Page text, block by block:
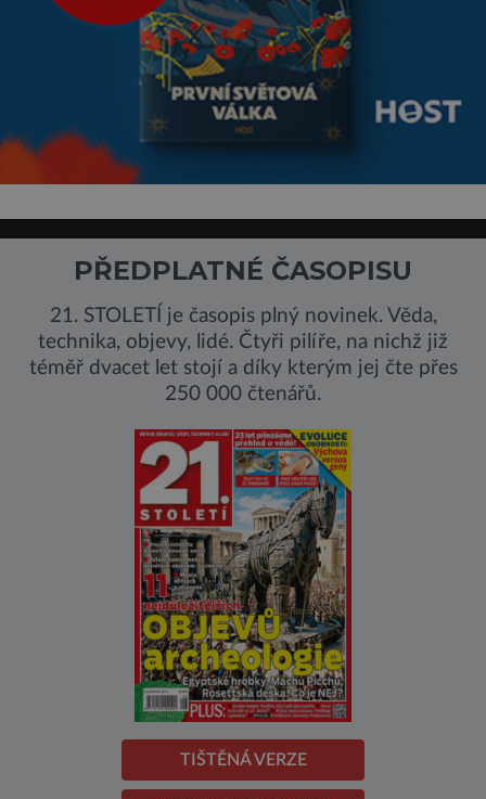
PŘEDPLATNÉ ČASOPISU
21. STOLETÍ je časopis plný novinek. Věda,
technika, objevy, lidé. Čtyři pilíře, na nichž již
téměř dvacet let stojí a díky kterým jej čte přes
250 000 čtenářů.
TIŠTĚNÁ VERZE